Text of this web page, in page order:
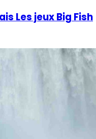
Les jeux Big Fish